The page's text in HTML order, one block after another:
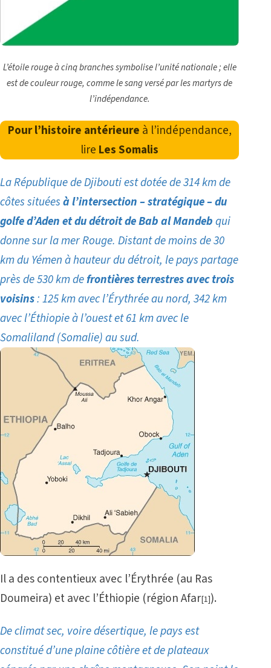
L’étoile rouge à cinq branches symbolise l’unité nationale ; elle
est de couleur rouge, comme le sang versé par les martyrs de
l’indépendance.
Pour l’histoire antérieure à l’indépendance,
lire Les Somalis
La République de Djibouti est dotée de 314 km de
côtes situéesà l’intersection – stratégique – du
golfe d’Aden et du détroit de Bab al Mandebqui
donnesur la mer Rouge. Distant de moins de 30
km du Yémen à hauteur du détroit, le pays partage
près de 530 km defrontières terrestres avec trois
voisins: 125 km avec l’Érythrée au nord, 342 km
avec l’Éthiopie à l’ouest et 61 km avec le
Somaliland (Somalie) au sud.
Il a des contentieux avec l’Érythrée (au Ras
Doumeira) et avec l’Éthiopie (région Afar[1]).
De climat sec, voire désertique, le pays est
constitué d’une plaine côtière et de plateaux